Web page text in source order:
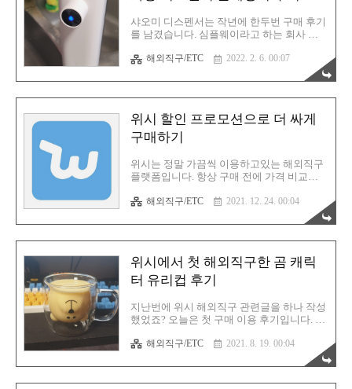
으며 구성 또한 알차고 가격도 착합니다. 말
로만 지껄이면 의미없죠? 사진으로 보시지
요. 샤오미 인프라를 타고 나타난 듀카
(DUKA)라는 브랜드입니다. 이미 듀카 제품
은 한 번 구매했었습니다. 무선 글루건이 그
것입니다. 하지만 자신있게 말씀드릴 수 있
습니다. 듀카에서 출시한 무선 글루건은 못..
샤오미 디스펜서는 작년에 한두번 구매 후기
를 남겼습니다. 심플웨이라고 하는 회사 제
잘 사용해오다가 최근 다시 한 번 디스펜서
를 교체했습니다. 이제! 더 이상의 교체는 없
습니다. 이것으로 종결입니다. 앞서 언급한
두 가지 제품의 최대 단점은 리필액을 쉽게
충전이 아닌, 리필통을 아예 교체하는 방식
이기 때문입니다. 이렇게되면 아무래도 가성
비가 떨어질 수 밖에 없습니다. 불필요한 통
까지 교체하는 비용이 들어가니까요. 이번에
새로 장만한 지수(JISU)라는 업체의 디스펜
서는 방금 언급한 단점을 완벽히 커버합니
다. 샤오미 인프라를 통해 런칭한 제품이기
에 일단 신뢰가 갑니다. 알리에서는 찾아볼
수 없더군요. 큐텐에서만 볼 수 있습..
해외직구/ETC 2022. 2. 6. 00:07
위시 할인 프로모션으로 더 싸게
구매하기
위시는 정말 가끔씩 이용하고있는 해외직구
플랫폼입니다. 항상 구매 전에 가격 비교를
알리가 저렴한지에 대해서 말입니다. 대체로
알리가 저렴하긴한데 이따금씩 위시에서 더
싸게 판매하는 제품이 조금씩은 있거든요.
그 기회를 놓치지 않고 이용하고 있습니다.
하고 있다는 사실을 알고 계십니까? 아시는
분들은 아시겠지만 위시 앱을 딱 실행하면
첫 화면에 프로모션 코드가 팝업으로 뜨는
경우가 종종 있을겁니다. 그 프로모션 코드
가 가끔씩 열리는 것이냐? 그렇지 않습니다.
생각보다 자주 있습니다. 1년 365일 있다고
생각하시면 됩니다. 그런데 실수로 깜박하고
코드 확인을 못 하고 창을 닫아버렸다면 어
디에서 확인할 수 있을까요? 그것을..
해외직구/ETC 2021. 12. 24. 00:04
위시에서 첫 해외직구한 곰 캐릭
터 유리컵 후기
지난번에 위시 해외직구 관련글을 하나 작성
했었죠? 오늘은 첫 구매 이용 후기입니다. 그
어 도착했습니다. 생각보다 빨리 도착해서
놀랐습니다. 알리를 많이 이용해서 보통 해
외배송은 평균 한 달 정도라고 인식이 되어
있어서 그런 것 같습니다. 2021년 7월 2일에
해외직구/ETC 2021. 8. 19. 00:04